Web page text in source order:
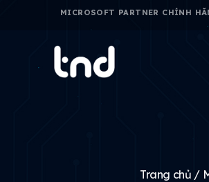
MICROSOFT PARTNER CHÍNH
Trang chủ /